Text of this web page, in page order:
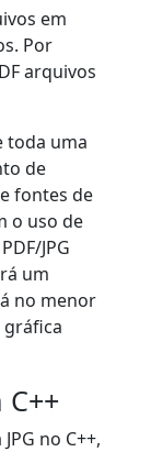
em
Por
arquivos
toda uma
de
fontes de
o uso de
JPG
um
no menor
C++
no C++,